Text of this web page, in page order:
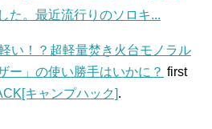
た。最近流行りのソロキ...
い！？超軽量焚き火台モノラル
ー」の使い勝手はいかに？ first
キャンプハック].